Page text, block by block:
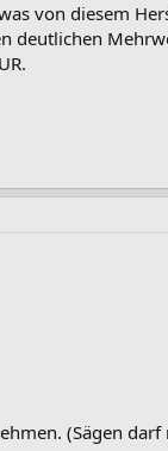
von diesem
deutlichen
(Sägen